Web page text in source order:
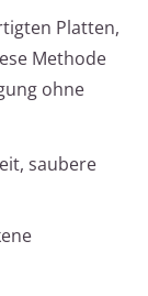
Platten,
Methode
ohne
saubere